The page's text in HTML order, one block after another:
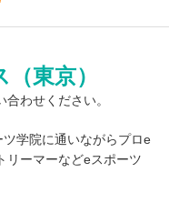
東京）
わせください。
学院に通いながらプロe
リーマーなどeスポーツ